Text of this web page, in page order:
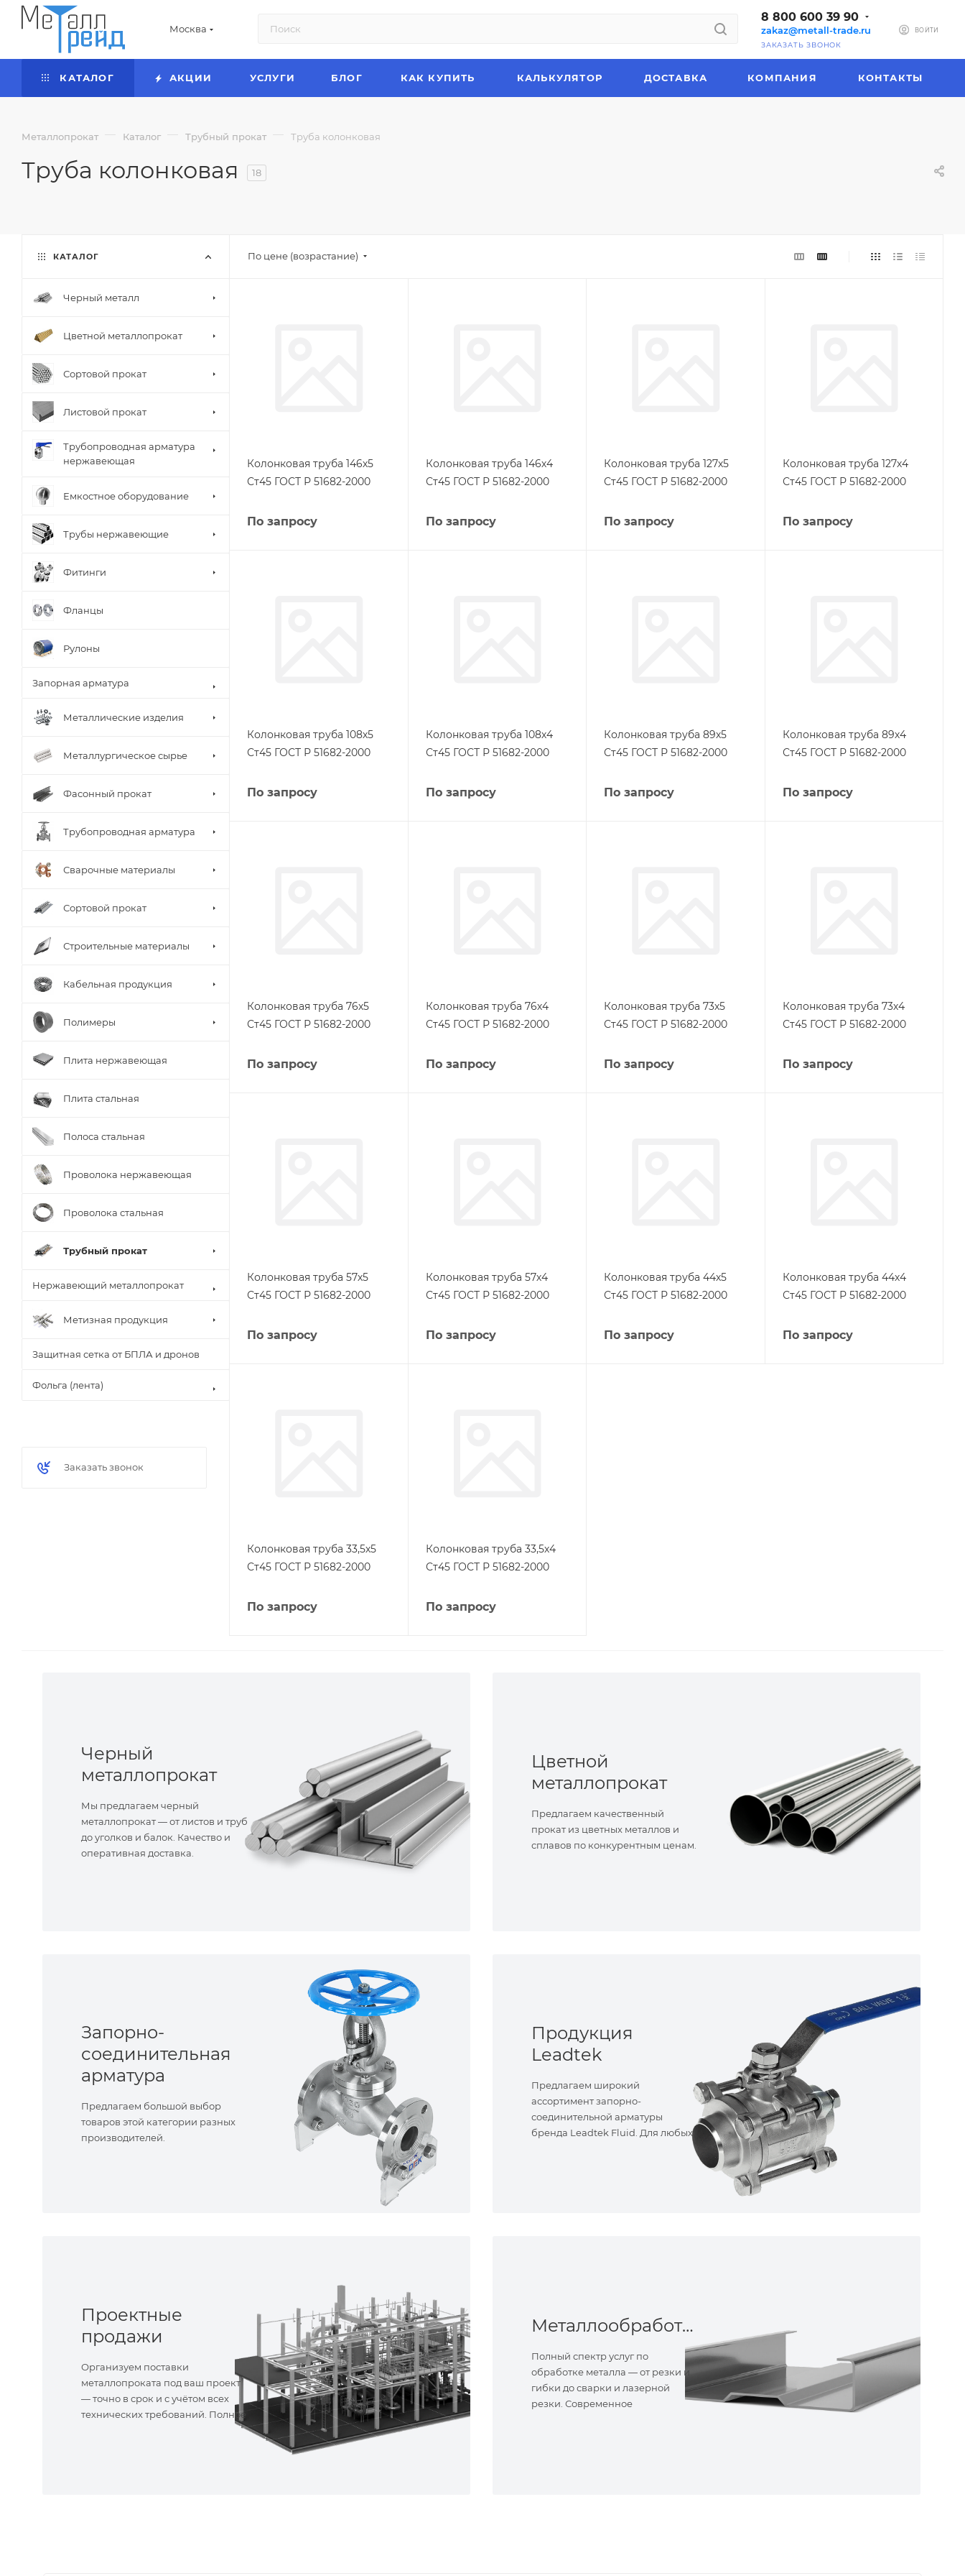
Москва
8 800 600 39 90
zakaz@metall-trade.ru
ЗАКАЗАТЬ ЗВОНОК
ВОЙТИ
КАТАЛОГ АКЦИИ УСЛУГИ БЛОГ КАК КУПИТЬ КАЛЬКУЛЯТОР ДОСТАВКА КОМПАНИЯ КОНТАКТЫ
Металлопрокат — Каталог — Трубный прокат — Труба колонковая
Труба колонковая 18
По цене (возрастание)
Колонковая труба 146х5
Ст45 ГОСТ Р 51682-2000
По запросу
Колонковая труба 146х4
Ст45 ГОСТ Р 51682-2000
По запросу
Колонковая труба 127х5
Ст45 ГОСТ Р 51682-2000
По запросу
Колонковая труба 127х4
Ст45 ГОСТ Р 51682-2000
По запросу
Колонковая труба 108х5
Ст45 ГОСТ Р 51682-2000
По запросу
Колонковая труба 108х4
Ст45 ГОСТ Р 51682-2000
По запросу
Колонковая труба 89х5
Ст45 ГОСТ Р 51682-2000
По запросу
Колонковая труба 89х4
Ст45 ГОСТ Р 51682-2000
По запросу
Колонковая труба 76х5
Ст45 ГОСТ Р 51682-2000
По запросу
Колонковая труба 76х4
Ст45 ГОСТ Р 51682-2000
По запросу
Колонковая труба 73х5
Ст45 ГОСТ Р 51682-2000
По запросу
Колонковая труба 73х4
Ст45 ГОСТ Р 51682-2000
По запросу
Колонковая труба 57х5
Ст45 ГОСТ Р 51682-2000
По запросу
Колонковая труба 57х4
Ст45 ГОСТ Р 51682-2000
По запросу
Колонковая труба 44х5
Ст45 ГОСТ Р 51682-2000
По запросу
Колонковая труба 44х4
Ст45 ГОСТ Р 51682-2000
По запросу
Колонковая труба 33,5х5
Ст45 ГОСТ Р 51682-2000
По запросу
Колонковая труба 33,5х4
Ст45 ГОСТ Р 51682-2000
По запросу
КАТАЛОГ
Черный металл
Цветной металлопрокат
Сортовой прокат
Листовой прокат
Трубопроводная арматура
нержавеющая
Емкостное оборудование
Трубы нержавеющие
Фитинги
Фланцы
Рулоны
Запорная арматура
Металлические изделия
Металлургическое сырье
Фасонный прокат
Трубопроводная арматура
Сварочные материалы
Сортовой прокат
Строительные материалы
Кабельная продукция
Полимеры
Плита нержавеющая
Плита стальная
Полоса стальная
Проволока нержавеющая
Проволока стальная
Трубный прокат
Нержавеющий металлопрокат
Метизная продукция
Защитная сетка от БПЛА и дронов
Фольга (лента)
Заказать звонок
Черный
металлопрокат
Мы предлагаем черный
металлопрокат — от листов и труб
до уголков и балок. Качество и
оперативная доставка.
Цветной
металлопрокат
Предлагаем качественный
прокат из цветных металлов и
сплавов по конкурентным ценам.
Запорно-
соединительная
арматура
Предлагаем большой выбор
товаров этой категории разных
производителей.
Продукция
Leadtek
Предлагаем широкий
ассортимент запорно-
соединительной арматуры
бренда Leadtek Fluid. Для любых
Проектные
продажи
Организуем поставки
металлопроката под ваш проект
— точно в срок и с учётом всех
технических требований. Полное
Металлообработка
Полный спектр услуг по
обработке металла — от резки и
гибки до сварки и лазерной
резки. Современное